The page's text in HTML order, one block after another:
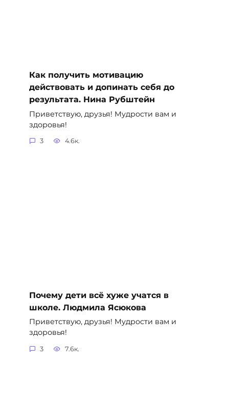
Как получить мотивацию
действовать и допинать себя до
результата. Нина Рубштейн
Приветствую, друзья! Мудрости вам и
здоровья!
3 4.6к.
Почему дети всё хуже учатся в
школе. Людмила Ясюкова
Приветствую, друзья! Мудрости вам и
здоровья!
3 7.6к.